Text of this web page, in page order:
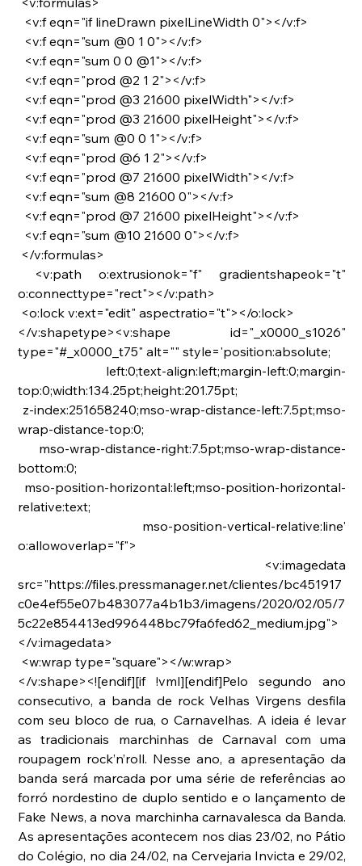
  <v:f eqn="if lineDrawn pixelLineWidth 0"></v:f>
  <v:f eqn="sum @0 1 0"></v:f>
  <v:f eqn="sum 0 0 @1"></v:f>
  <v:f eqn="prod @2 1 2"></v:f>
  <v:f eqn="prod @3 21600 pixelWidth"></v:f>
  <v:f eqn="prod @3 21600 pixelHeight"></v:f>
  <v:f eqn="sum @0 0 1"></v:f>
  <v:f eqn="prod @6 1 2"></v:f>
  <v:f eqn="prod @7 21600 pixelWidth"></v:f>
  <v:f eqn="sum @8 21600 0"></v:f>
  <v:f eqn="prod @7 21600 pixelHeight"></v:f>
  <v:f eqn="sum @10 21600 0"></v:f>
</v:formulas>
o:connecttype="rect"></v:path>
<o:lock v:ext="edit" aspectratio="t"></o:lock>
</v:shapetype><v:shape id="_x0000_s1026"
type="#_x0000_t75" alt="" style='position:absolute;
top:0;width:134.25pt;height:201.75pt;
wrap-distance-top:0;
bottom:0;
relative:text;
o:allowoverlap="f">
src="https://files.pressmanager.net/clientes/bc451917
c0e4ef55e07b483077a4b1b3/imagens/2020/02/05/7
5c22e854413ed996448bc79fa6fed62_medium.jpg">
</v:imagedata>
<w:wrap type="square"></w:wrap>
</v:shape><![endif][if !vml][endif]Pelo segundo ano
consecutivo, a banda de rock Velhas Virgens desfila
com seu bloco de rua, o Carnavelhas. A ideia é levar
as tradicionais marchinhas de Carnaval com uma
roupagem rock’n’roll. Nesse ano, a apresentação da
banda será marcada por uma série de referências ao
forró nordestino de duplo sentido e o lançamento de
Fake News, a nova marchinha carnavalesca da Banda.
As apresentações acontecem nos dias 23/02, no Pátio
do Colégio, no dia 24/02, na Cervejaria Invicta e 29/02,